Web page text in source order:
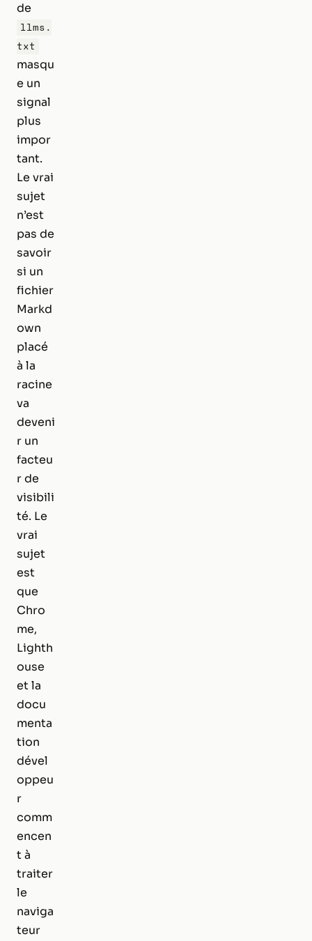
de
llms.
txt
masqu
e un
signal
plus
impor
tant.
Le vrai
sujet
n’est
pas de
savoir
si un
fichier
Markd
own
placé
à la
racine
va
deveni
r un
facteu
r de
visibili
té. Le
vrai
sujet
est
que
Chro
me,
Lighth
ouse
et la
docu
menta
tion
dével
oppeu
r
comm
encen
t à
traiter
le
naviga
teur